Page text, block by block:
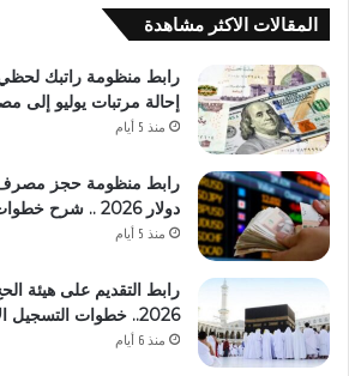
المقالات الاكثر مشاهدة
إحالة مرتبات يوليو إلى
منذ 5 أيام
دولار 2026 .. شرح خطوات التسجيل
منذ 5 أيام
رابط التقديم على هيئة
2026.. خطوات التسجيل الإلكتروني في قرعة الحج
منذ 6 أيام